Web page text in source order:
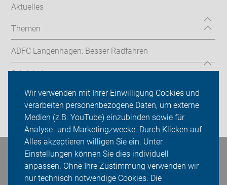
Wir verwenden mit Ihrer Einwilligung Cookies und
verarbeiten personenbezogene Daten, um externe
Medien (z.B. YouTube) einzubinden sowie für
Analyse- und Marketingzwecke. Durch Klicken auf
Alles akzeptieren willigen Sie ein. Unter
Einstellungen können Sie dies individuell
anpassen. Ohne Ihre Zustimmung verwenden wir
nur technisch notwendige Cookies. Die
Aktuelles
Themen
ADFC Langenhagen: Besser Radfahren
Sei dabei
Presse
Login
Bleiben Sie in Kontakt